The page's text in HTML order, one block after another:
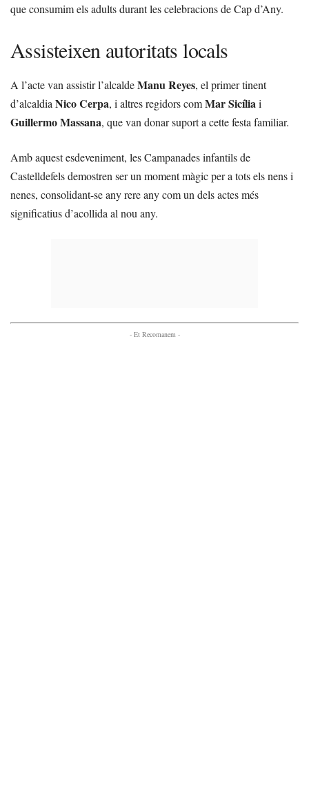
que consumim els adults durant les celebracions de Cap d’Any.
Assisteixen autoritats locals
A l’acte van assistir l’alcaldeManu Reyes, el primer tinent
d’alcaldia Nico Cerpa, i altres regidors comMar Sicíliai
Guillermo Massana, que van donar suport a cette festa familiar.
Amb aquest esdeveniment, les Campanades infantils de
Castelldefels demostren ser un moment màgic per a tots els nens i
nenes, consolidant-se any rere any com un dels actes més
significatius d’acollida al nou any.
- Et Recomanem -